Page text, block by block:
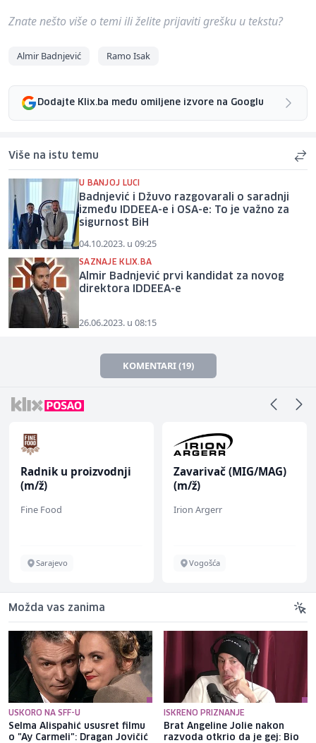
Znate nešto više o temi ili želite prijaviti grešku u tekstu?
Almir Badnjević Ramo Isak
Dodajte Klix.ba među omiljene izvore na Googlu
Više na istu temu
U BANJOJ LUCI
Badnjević i Džuvo razgovarali o saradnji
između IDDEEA-e i OSA-e: To je važno za
sigurnost BiH
04.10.2023. u 09:25
SAZNAJE KLIX.BA
Almir Badnjević prvi kandidat za novog
direktora IDDEEA-e
26.06.2023. u 08:15
KOMENTARI (19)
Radnik u proizvodnji
(m/ž)
Fine Food
Sarajevo
Zavarivač (MIG/MAG)
(m/ž)
Irion Argerr
Vogošća
Možda vas zanima
USKORO NA SFF-U
Selma Alispahić ususret filmu
o "Ay Carmeli": Dragan Jovičić
ISKRENO PRIZNANJE
Brat Angeline Jolie nakon
razvoda otkrio da je gej: Bio